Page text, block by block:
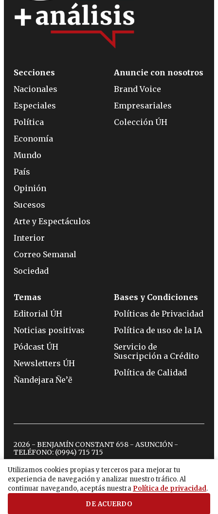
Utilizamos cookies propias y terceros para mejorar tu
experiencia de navegación y analizar nuestro tráfico. Al
continuar navegando, aceptás nuestra Política de privacidad.
DE ACUERDO
Secciones
Nacionales
Especiales
Política
Economía
Mundo
País
Opinión
Sucesos
Arte y Espectáculos
Interior
Correo Semanal
Sociedad
Anuncie con nosotros
Brand Voice
Empresariales
Colección ÚH
Temas
Editorial ÚH
Noticias positivas
Pódcast ÚH
Newsletters ÚH
Ñandejara Ñe’ẽ
Bases y Condiciones
Políticas de Privacidad
Política de uso de la IA
Servicio de
Suscripción a Crédito
Política de Calidad
2026 - BENJAMÍN CONSTANT 658 - ASUNCIÓN -
TELÉFONO: (0994) 715 715
twitterinstagram
facebook
tiktokyoutubespotify